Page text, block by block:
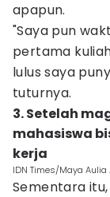
apapun.
"Saya pun
pertama
lulus saya
tuturnya.
3. Setelah
mahasiswa
kerja
IDN Times/Maya
Sementara itu,